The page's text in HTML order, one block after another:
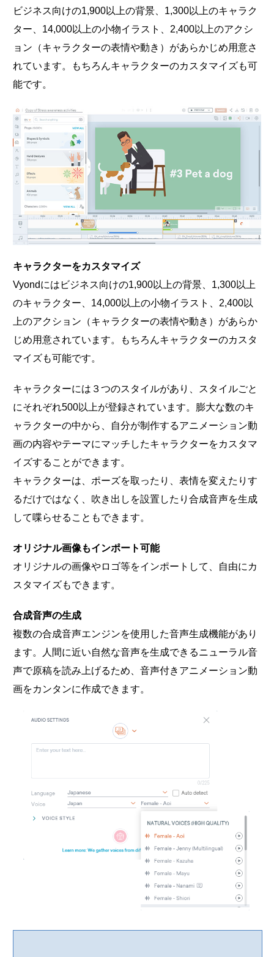
ビジネス向けの1,900以上の背景、1,300以上のキャラク
ター、14,000以上の小物イラスト、2,400以上のアクシ
ョン（キャラクターの表情や動き）があらかじめ用意さ
れています。もちろんキャラクターのカスタマイズも可
能です。
キャラクターをカスタマイズ
Vyondにはビジネス向けの1,900以上の背景、1,300以上
のキャラクター、14,000以上の小物イラスト、2,400以
上のアクション（キャラクターの表情や動き）があらか
じめ用意されています。もちろんキャラクターのカスタ
マイズも可能です。
キャラクターには３つのスタイルがあり、スタイルごと
にそれぞれ500以上が登録されています。膨大な数のキ
ャラクターの中から、自分が制作するアニメーション動
画の内容やテーマにマッチしたキャラクターをカスタマ
イズすることができます。
キャラクターは、ポーズを取ったり、表情を変えたりす
るだけではなく、吹き出しを設置したり合成音声を生成
して喋らせることもできます。
オリジナル画像もインポート可能
オリジナルの画像やロゴ等をインポートして、自由にカ
スタマイズもできます。
合成音声の生成
複数の合成音声エンジンを使用した音声生成機能があり
ます。人間に近い自然な音声を生成できるニューラル音
声で原稿を読み上げるため、音声付きアニメーション動
画をカンタンに作成できます。